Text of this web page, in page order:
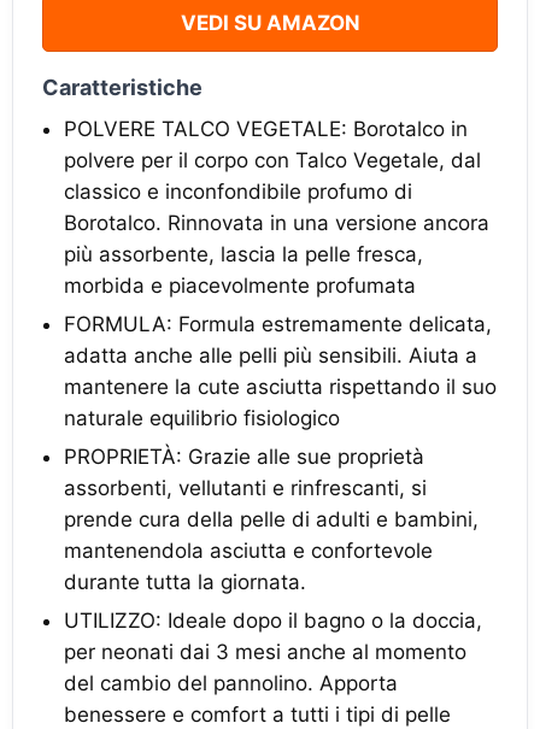
VEDI SU AMAZON
Caratteristiche
POLVERE TALCO VEGETALE: Borotalco in
polvere per il corpo con Talco Vegetale, dal
classico e inconfondibile profumo di
Borotalco. Rinnovata in una versione ancora
più assorbente, lascia la pelle fresca,
morbida e piacevolmente profumata
FORMULA: Formula estremamente delicata,
adatta anche alle pelli più sensibili. Aiuta a
mantenere la cute asciutta rispettando il suo
naturale equilibrio fisiologico
PROPRIETÀ: Grazie alle sue proprietà
assorbenti, vellutanti e rinfrescanti, si
prende cura della pelle di adulti e bambini,
mantenendola asciutta e confortevole
durante tutta la giornata.
UTILIZZO: Ideale dopo il bagno o la doccia,
per neonati dai 3 mesi anche al momento
del cambio del pannolino. Apporta
benessere e comfort a tutti i tipi di pelle